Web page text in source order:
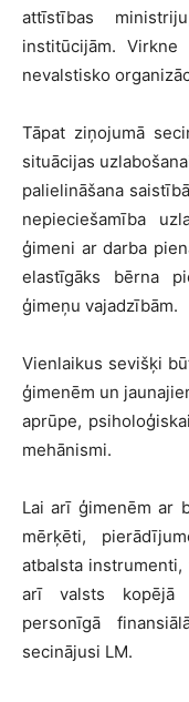
attīstības
institūcijām.
nevalstisko
Tāpat ziņojumā
situācijas
palielināšana
nepieciešamība
ģimeni ar darba
elastīgāks bērna
ģimeņu vajadzībām.
Vienlaikus sevišķi
ģimenēm un
aprūpe,
mehānismi.
Lai arī ģimenēm ar
mērķēti,
atbalsta
arī valsts kopējā
personīgā
secinājusi LM.